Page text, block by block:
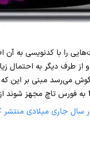
را با کدنویسی به
و از طرف دیگر به
می‌رسد مبنی بر این که
جاری میلادی منتشر